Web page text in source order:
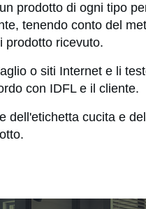
prodotto di ogni tipo
tenendo conto del
prodotto ricevuto.
o siti Internet e li
con IDFL e il cliente.
dell'etichetta cucita e